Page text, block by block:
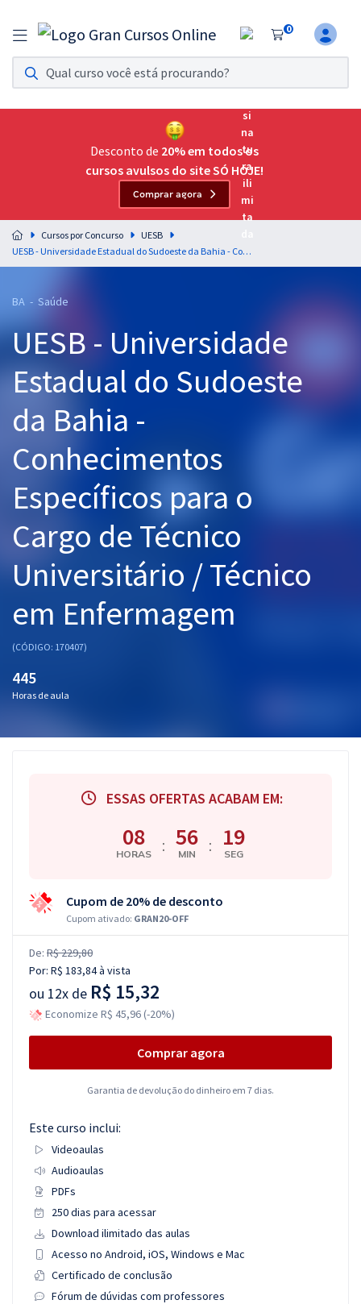
0
Assinatura Ilimitada 11
Acesso a todos os cursos. Teste grátis por 7 dias!
Assinatura OAB Até Passar
Acesso ilimitado a toda preparação para o Exame da
Residências Multiprofissionais
Preparação completa e intensiva para as principais
residências em saúde do Brasil
Cursos 20% OFF
Pós
Graduação
OAB
Questões grátis
Aprovados
Desconto de 20% em todos os
cursos avulsos do site SÓ HOJE!
Comprar agora
Cursos por Concurso
UESB
UESB - Universidade Estadual do Sudoeste da Bahia - Conhecimentos Específicos para o Cargo de Técnico Universitário / Técnico em Enfermagem
BA - Saúde
UESB - Universidade
Estadual do Sudoeste
da Bahia -
Conhecimentos
Específicos para o
Cargo de Técnico
Universitário / Técnico
em Enfermagem
(CÓDIGO: 170407)
445
Horas de aula
ESSAS OFERTAS ACABAM EM:
08
HORAS : 56
MIN : 18
SEG
Cupom de 20% de desconto
Cupom ativado: GRAN20-OFF
De: R$ 229,80
Por: R$ 183,84à vista
ou 12x de R$ 15,32
Economize R$ 45,96 (-20%)
Comprar agora
Garantia de devolução do dinheiro em 7 dias.
Este curso inclui:
Videoaulas
Audioaulas
PDFs
250 dias para acessar
Download ilimitado das aulas
Acesso no Android, iOS, Windows e Mac
Certificado de conclusão
Fórum de dúvidas com professores